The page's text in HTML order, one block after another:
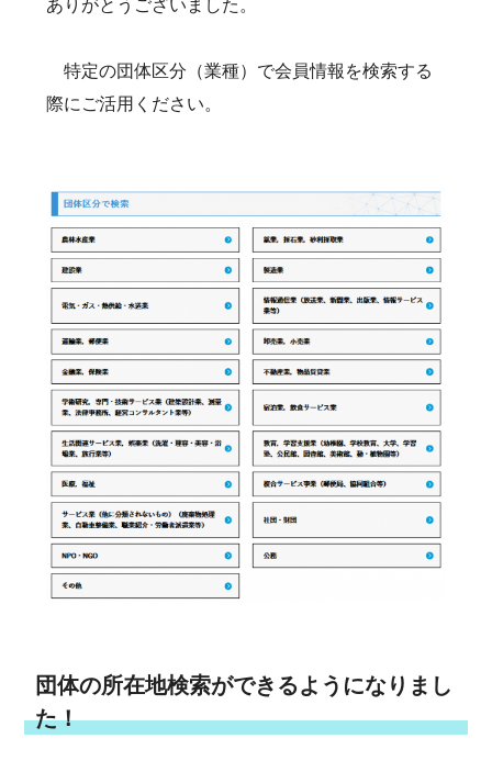
ありがとうございました。
特定の団体区分（業種）で会員情報を検索する
際にご活用ください。
団体の所在地検索ができるようになりまし
た！